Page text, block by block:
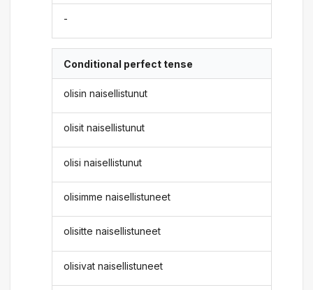
-
Conditional perfect tense
olisin naisellistunut
olisit naisellistunut
olisi naisellistunut
olisimme naisellistuneet
olisitte naisellistuneet
olisivat naisellistuneet